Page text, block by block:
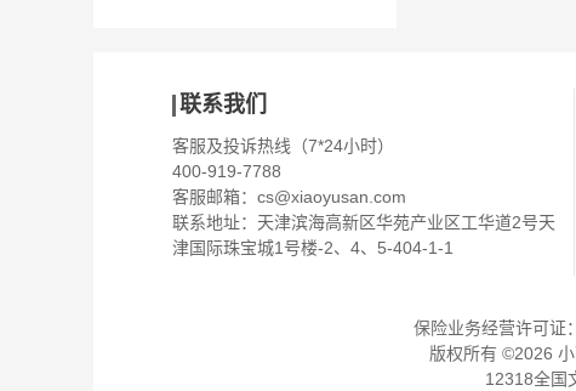
联系我们
客服及投诉热线（7*24小时）
400-919-7788
客服邮箱： cs@xiaoyusan.com
联系地址：天津滨海高新区华苑产业区工华道2号天
津国际珠宝城1号楼-2、4、5-404-1-1
保险业务经营许可证
版权所有 ©2026
12318全国